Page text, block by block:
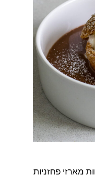
מארזי פחזניות